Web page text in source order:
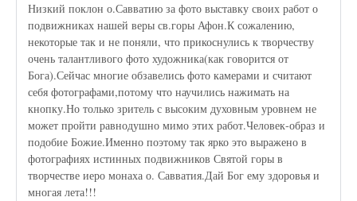
Низкий поклон о.Савватию за фото выставку своих работ о
подвижниках нашей веры св.горы Афон.К сожалению,
некоторые так и не поняли, что прикоснулись к творчеству
очень талантливого фото художника(как говорится от
Бога).Сейчас многие обзавелись фото камерами и считают
себя фотографами,потому что научились нажимать на
кнопку.Но только зритель с высоким духовным уровнем не
может пройти равнодушно мимо этих работ.Человек-образ и
подобие Божие.Именно поэтому так ярко это выражено в
фотографиях истинных подвижников Святой горы в
творчестве иеро монаха о. Савватия.Дай Бог ему здоровья и
многая лета!!!